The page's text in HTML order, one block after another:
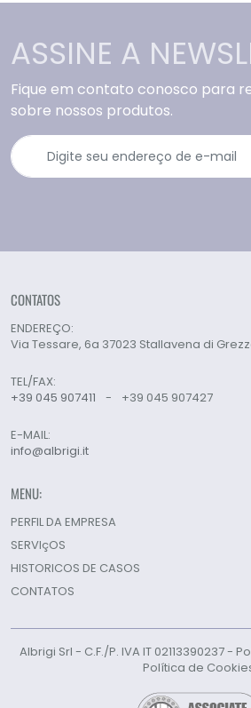
ASSINE A
Fique em contato conosco para
sobre nossos produtos.
CONTATOS
ENDEREÇO:
Via Tessare, 6a 37023 Stallavena di
TEL/FAX:
+39 045 907411
- +39 045 907427
E-MAIL:
info@albrigi.it
MENU:
PERFIL DA EMPRESA
SERVIçOS
HISTORICOS DE CASOS
CONTATOS
Albrigi Srl - C.F./P. IVA IT 02113390237 -
Política de